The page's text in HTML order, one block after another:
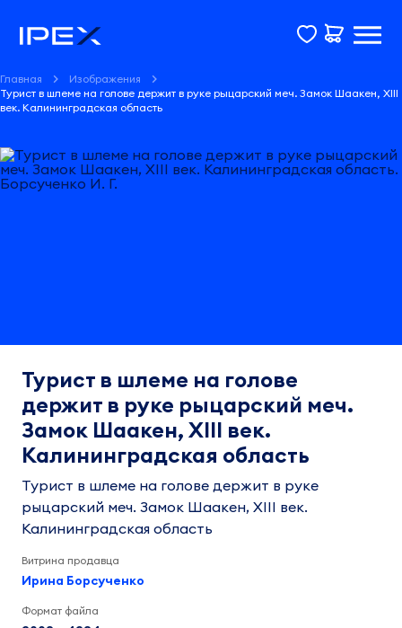
Главная
Изображения
Турист в шлеме на голове держит в руке рыцарский меч. Замок Шаакен, XIII
век. Калининградская область
Турист в шлеме на голове
держит в руке рыцарский меч.
Замок Шаакен, XIII век.
Калининградская область
Турист в шлеме на голове держит в руке
рыцарский меч. Замок Шаакен, XIII век.
Калининградская область
Витрина продавца
Ирина Борсученко
Формат файла